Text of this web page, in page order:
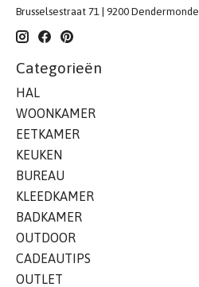
Brusselsestraat 71 | 9200 Dendermonde
Categorieën
HAL
WOONKAMER
EETKAMER
KEUKEN
BUREAU
KLEEDKAMER
BADKAMER
OUTDOOR
CADEAUTIPS
OUTLET